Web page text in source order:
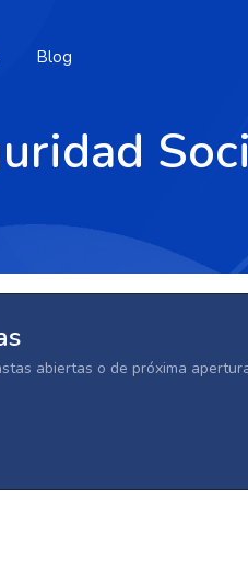
Blog
abiertas o de próxima